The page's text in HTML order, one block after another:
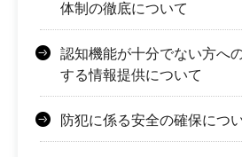
体制の徹底について
認知機能が十分でない方へ
する情報提供について
防犯に係る安全の確保につ